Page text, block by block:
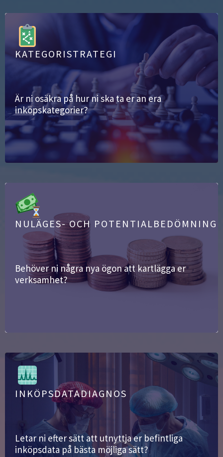
KATEGORISTRATEGI
Är ni osäkra på hur ni ska ta er an era
inköpskategorier?
NULÄGES- OCH POTENTIALBEDÖMNING
Behöver ni några nya ögon att kartlägga er
verksamhet?
INKÖPSDATADIAGNOS
Letar ni efter sätt att utnyttja er befintliga
inköpsdata på bästa möjliga sätt?